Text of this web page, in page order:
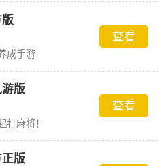
成手游
查看
版
打麻将！
查看
版